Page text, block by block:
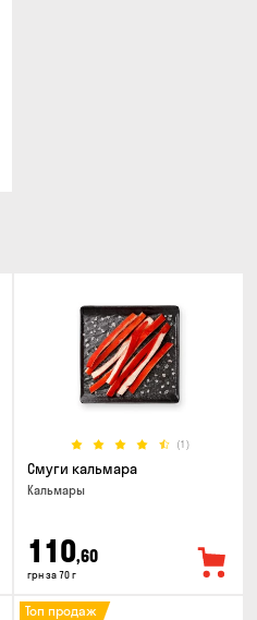
(1)
Смуги кальмара
Кальмары
110,60
грн за 70 г
Топ продаж